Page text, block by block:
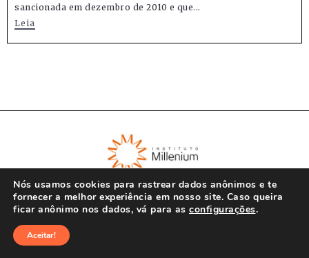
sancionada em dezembro de 2010 e que...
Leia
Nós usamos cookies para rastrear dados anônimos e te
fornecer a melhor experiência em nosso site. Caso queira
ficar anônimo nos dados, vá para as configurações.
Aceitar!